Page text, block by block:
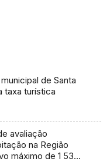
de Santa
taxa turística
avaliação
na Região
máximo de 1 538